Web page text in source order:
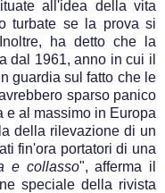
all'idea della vita
turbate se la prova si
ha detto che la
dal 1961, anno in cui il
guardia sul fatto che le
sparso panico
e al massimo in Europa
della rilevazione di un
fin'ora portatori di una
e collasso", afferma il
speciale della rivista